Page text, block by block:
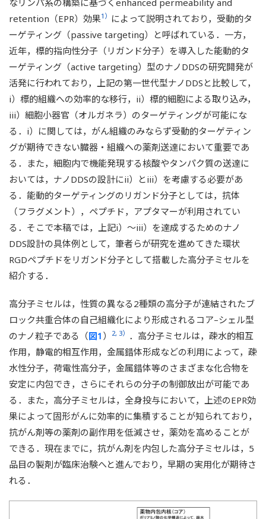
retention（EPR）効果1） によって説明されており，受動的タ
ーゲティング（passive targeting）と呼ばれている．一方，
近年，標的指向性分子（リガンド分子）を導入した能動的タ
ーゲティング（active targeting）型のナノDDSの研究開発が
活発に行われており，上記の第一世代型ナノDDSと比較して，
i）標的組織への効率的な移行，ii）標的細胞による取り込み，
iii）細胞小器官（オルガネラ）のターゲティングが可能にな
る．i）に関しては，がん組織のみならず受動的ターゲティン
グが期待できない臓器・組織への薬剤送達において重要であ
る．また，細胞内で機能発現する核酸やタンパク質の送達に
おいては，ナノDDSの設計にii）とiii）を考慮する必要があ
る．能動的ターゲティングのリガンド分子としては，抗体
（フラグメント），ペプチド，アプタマーが利用されてい
る．そこで本稿では，上記i）～iii）を達成するためのナノ
DDS設計の具体例として，筆者らが研究を進めてきた環状
RGDペプチドをリガンド分子として搭載した高分子ミセルを
紹介する．
高分子ミセルは，性質の異なる2種類の高分子が連結されたブ
ロック共重合体の自己組織化により形成されるコア–シェル型
のナノ粒子である（図1 ） 2, 3） ．高分子ミセルは，疎水的相互
作用，静電的相互作用，金属錯体形成などの利用によって，疎
水性分子，荷電性高分子，金属錯体等のさまざまな化合物を
安定に内包でき，さらにそれらの分子の制御放出が可能であ
る．また，高分子ミセルは，全身投与において，上述のEPR効
果によって固形がんに効率的に集積することが知られており，
抗がん剤等の薬剤の副作用を低減させ，薬効を高めることが
できる．現在までに，抗がん剤を内包した高分子ミセルは，5
品目の製剤が臨床治験へと進んでおり，早期の実用化が期待さ
れる．